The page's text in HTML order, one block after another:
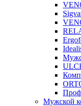
Мужской